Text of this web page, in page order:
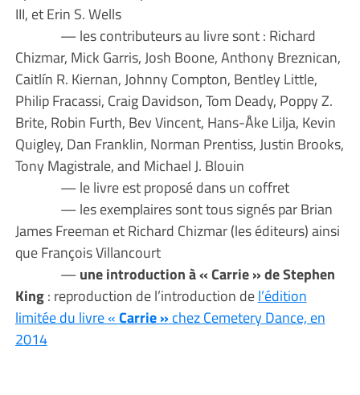
III, et Erin S. Wells
— les contributeurs au livre sont : Richard
Chizmar, Mick Garris, Josh Boone, Anthony Breznican,
Caitlín R. Kiernan, Johnny Compton, Bentley Little,
Philip Fracassi, Craig Davidson, Tom Deady, Poppy Z.
Brite, Robin Furth, Bev Vincent, Hans-Åke Lilja, Kevin
Quigley, Dan Franklin, Norman Prentiss, Justin Brooks,
Tony Magistrale, and Michael J. Blouin
— le livre est proposé dans un coffret
— les exemplaires sont tous signés par Brian
James Freeman et Richard Chizmar (les éditeurs) ainsi
que François Villancourt
—une introduction à « Carrie » de Stephen
King: reproduction de l’introduction del’édition
limitée du livre «Carrie »chez Cemetery Dance, en
2014